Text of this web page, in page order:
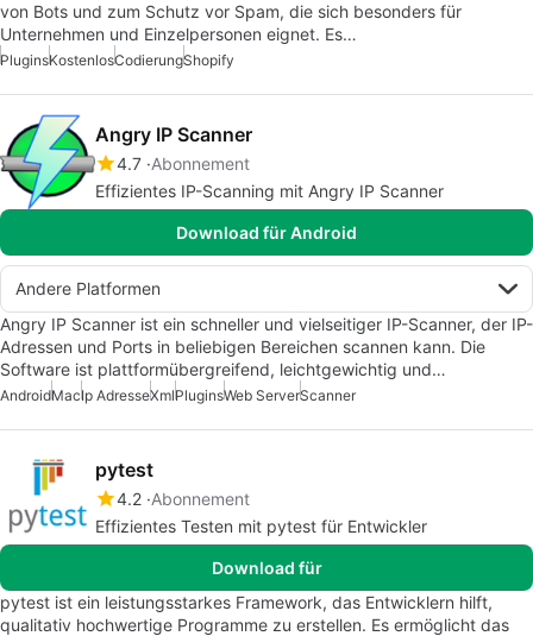
von Bots und zum Schutz vor Spam, die sich besonders für
Unternehmen und Einzelpersonen eignet. Es…
PluginsKostenlosCodierungShopify
Angry IP Scanner
4.7 Abonnement
Effizientes IP-Scanning mit Angry IP Scanner
Download für Android
Andere Platformen
Angry IP Scanner ist ein schneller und vielseitiger IP-Scanner, der IP-
Adressen und Ports in beliebigen Bereichen scannen kann. Die
Software ist plattformübergreifend, leichtgewichtig und…
AndroidMacIp AdresseXmlPluginsWeb ServerScanner
pytest
4.2 Abonnement
Effizientes Testen mit pytest für Entwickler
Download für
pytest ist ein leistungsstarkes Framework, das Entwicklern hilft,
qualitativ hochwertige Programme zu erstellen. Es ermöglicht das